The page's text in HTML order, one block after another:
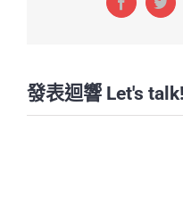
Facebook
發表迴響 Let's talk!